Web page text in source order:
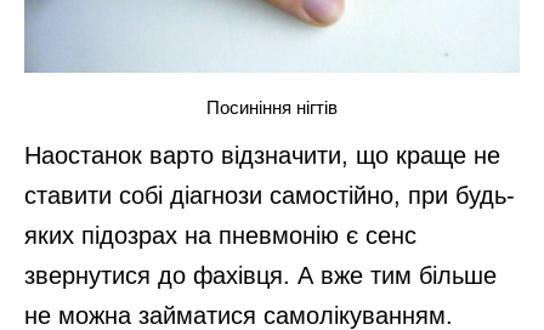
Посиніння нігтів
Наостанок варто відзначити, що краще не
ставити собі діагнози самостійно, при будь-
яких підозрах на пневмонію є сенс
звернутися до фахівця. А вже тим більше
не можна займатися самолікуванням.